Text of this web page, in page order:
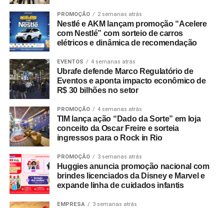
PROMOÇÃO 2 semanas atrás
Nestlé e AKM lançam promoção “Acelere
com Nestlé” com sorteio de carros
elétricos e dinâmica de recomendação
EVENTOS 4 semanas atrás
Ubrafe defende Marco Regulatório de
Eventos e aponta impacto econômico de
R$ 30 bilhões no setor
PROMOÇÃO 4 semanas atrás
TIM lança ação “Dado da Sorte” em loja
conceito da Oscar Freire e sorteia
ingressos para o Rock in Rio
PROMOÇÃO 3 semanas atrás
Huggies anuncia promoção nacional com
brindes licenciados da Disney e Marvel e
expande linha de cuidados infantis
EMPRESA 3 semanas atrás